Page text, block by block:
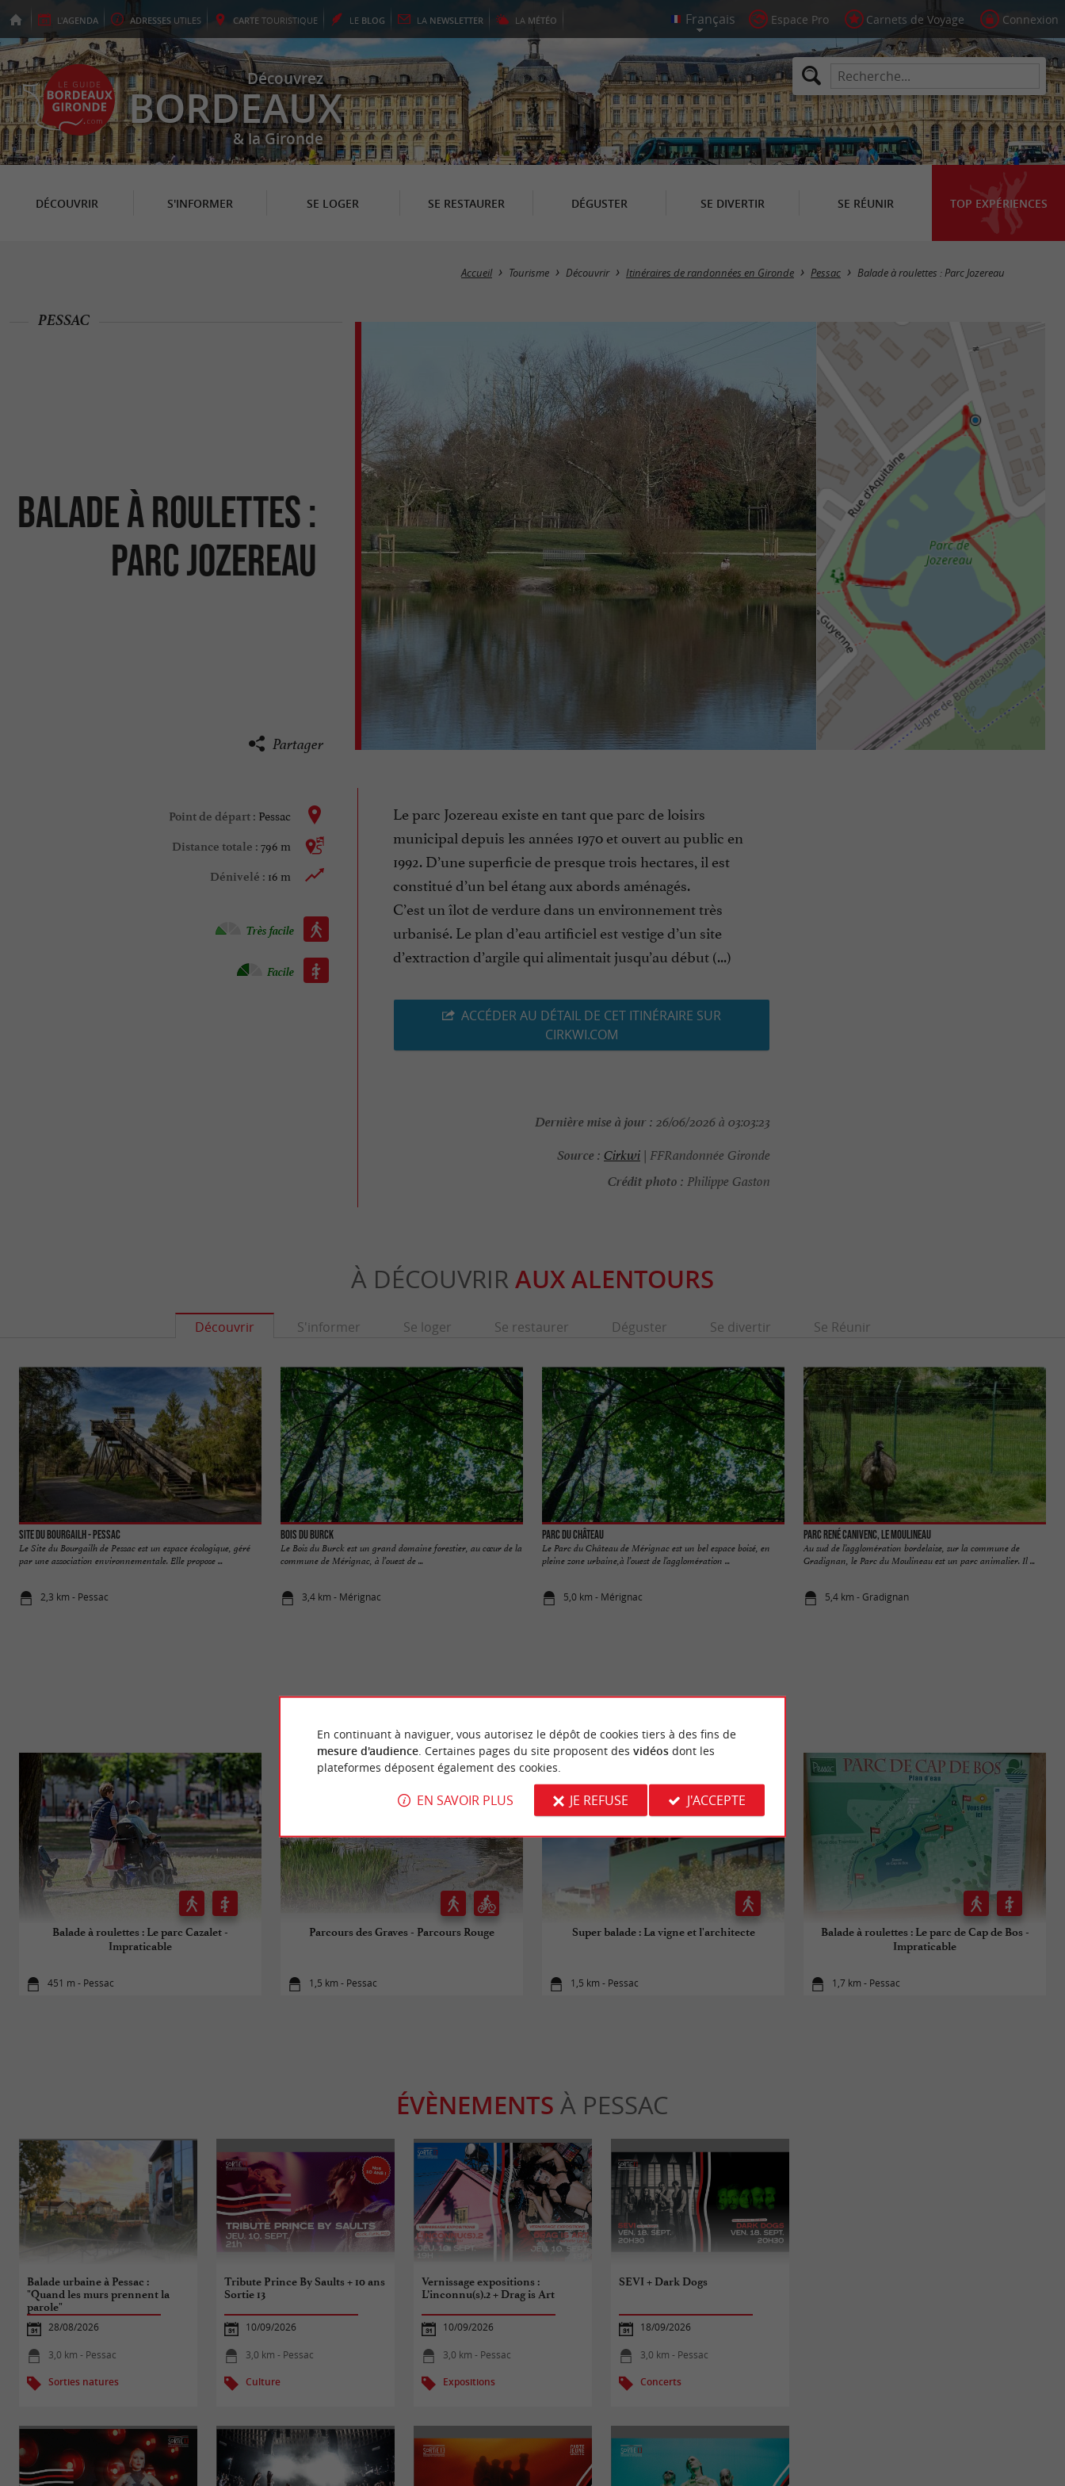
L'AGENDA ADRESSES UTILES CARTE TOURISTIQUE LE BLOG LA NEWSLETTER LA MÉTÉO Espace Pro Carnets de Voyage Connexion
Découvrez
BORDEAUX
& la Gironde
DÉCOUVRIR S'INFORMER SE LOGER SE RESTAURER DÉGUSTER SE DIVERTIR SE RÉUNIR TOP EXPÉRIENCES
Accueil Tourisme Découvrir Itinéraires de randonnées en Gironde Pessac Balade à roulettes : Parc Jozereau
Balade à roulettes :
Parc Jozereau
PESSAC
Partager
Point de départ : Pessac
Distance totale : 796 m
Dénivelé : 16 m
Marche à pied :
Très facile
Roller :
Facile
Le parc Jozereau existe en tant que parc de loisirs
municipal depuis les années 1970 et ouvert au public en
1992. D’une superficie de presque trois hectares, il est
constitué d’un bel étang aux abords aménagés.
C’est un îlot de verdure dans un environnement très
urbanisé. Le plan d’eau artificiel est vestige d’un site
d’extraction d’argile qui alimentait jusqu’au début (...)
ACCÉDER AU DÉTAIL DE CET ITINÉRAIRE SUR
CIRKWI.COM
Dernière mise à jour : 26/06/2026 à 03:03:23
Source : Cirkwi| FFRandonnée Gironde
Crédit photo : Philippe Gaston
À DÉCOUVRIR AUX ALENTOURS
Découvrir S'informer Se loger Se restaurer Déguster Se divertir Se Réunir
Site du Bourgailh - Pessac
Le Site du Bourgailh de Pessac est un espace écologique, géré
par une association environnementale. Elle propose ...
2,3 km - Pessac
Bois du Burck
Le Bois du Burck est un grand domaine forestier, au cœur de la
commune de Mérignac, à l’ouest de ...
3,4 km - Mérignac
Parc du Château
Le Parc du Château de Mérignac est un bel espace boisé, en
pleine zone urbaine,à l’ouest de l’agglomération ...
5,0 km - Mérignac
Parc René Canivenc, le Moulineau
Au sud de l’agglomération bordelaise, sur la commune de
Gradignan, le Parc du Moulineau est un parc animalier. Il ...
5,4 km - Gradignan
Balade à roulettes : Le parc Cazalet -
Impraticable
451 m - Pessac
Parcours des Graves - Parcours Rouge
1,5 km - Pessac
Super balade : La vigne et l'architecte
1,5 km - Pessac
Balade à roulettes : Le parc de Cap de Bos -
Impraticable
1,7 km - Pessac
ÉVÈNEMENTS À PESSAC
Balade urbaine à Pessac :
"Quand les murs prennent la
parole"
28/08/2026
3,0 km - Pessac
Sorties natures
Tribute Prince By Saults + 10 ans
Sortie 13
10/09/2026
3,0 km - Pessac
Culture
Vernissage expositions :
L’inconnu(s).2 + Drag is Art
10/09/2026
3,0 km - Pessac
Expositions
SEVI + Dark Dogs
18/09/2026
3,0 km - Pessac
Concerts
En continuant à naviguer, vous autorisez le dépôt de cookies tiers à des fins de
mesure d'audience. Certaines pages du site proposent des vidéosdont les
plateformes déposent également des cookies.
EN SAVOIR PLUS JE REFUSE J'ACCEPTE